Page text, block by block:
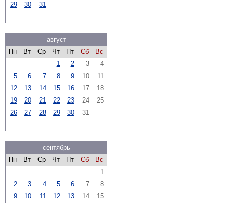
29
30 31
август
Пн
Вт Ср Чт Пт Сб
Вс
1
2 3
4
5
6 7 8 9 10
11
12
13 14 15 16 17
18
19
20 21 22 23 24
25
26
27 28 29 30 31
сентябрь
Пн
Вт Ср Чт Пт Сб
Вс
1
2
3 4 5 6 7
8
9
10 11 12 13 14
15